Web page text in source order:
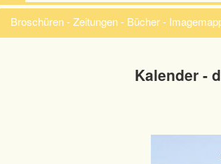
Broschüren - Zeitungen - Bücher -
Kalender -